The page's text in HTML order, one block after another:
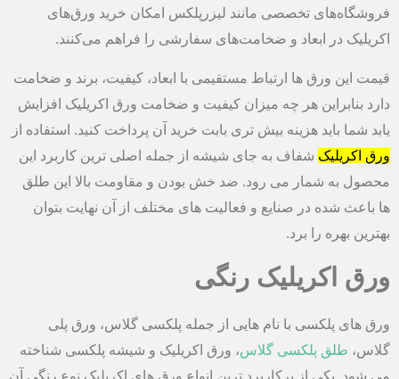
فروشگاه‌های تخصصی مانند لیزرپلکس امکان خرید ورق‌های
اکریلیک در ابعاد و ضخامت‌های سفارشی را فراهم می‌کنند.
قیمت این ورق ها ارتباط مستقیمی با ابعاد، کیفیت، برند و ضخامت
دارد بنابراین هر چه میزان کیفیت و ضخامت ورق اکریلیک افزایش
یابد شما باید هزینه بیش تری بابت خرید آن پرداخت کنید. استفاده از
ورق اکریلیک شفاف به جای شیشه از جمله اصلی ترین کاربرد این
محصول به شمار می رود. ضد خش بودن و مقاومت بالا این طلق
ها باعث شده در صنایع و فعالیت های مختلف از آن نهایت بتوان
بهترین بهره را برد.
ورق اکریلیک رنگی
ورق های پلکسی با نام هایی از جمله پلکسی گلاس، ورق پلی
گلاس، طلق پلکسی گلاس، ورق اکریلیک و شیشه پلکسی شناخته
می شود. یکی از پرکاربرد ترین انواع ورق ‌های اکریلیک نوع رنگی آن